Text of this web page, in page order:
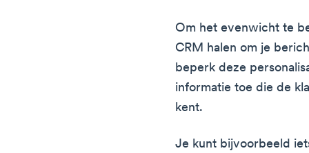
Om het evenwicht te
CRM halen om je
beperk deze
informatie toe die de
kent.
Je kunt bijvoorbeeld